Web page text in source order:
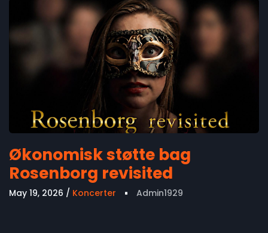
Økonomisk støtte bag
Rosenborg revisited
May 19, 2026 Koncerter Admin1929